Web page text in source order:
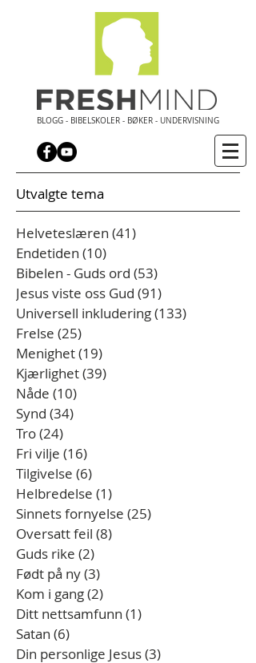
BLOGG - BIBELSKOLER - BØKER - UNDERVISNING
Utvalgte tema
Helveteslæren (41)
Endetiden (10)
Bibelen - Guds ord (53)
Jesus viste oss Gud (91)
Universell inkludering(133)
Frelse (25)
Menighet(19)
Kjærlighet(39)
Nåde (10)
Synd (34)
Tro(24)
Fri vilje (16)
Tilgivelse (6)
Helbredelse (1)
Sinnets fornyelse (25)
Oversatt feil (8)
Guds rike (2)
Født på ny(3)
Kom i gang(2)
Ditt nettsamfunn (1)
Satan (6)
Din personlige Jesus(3)